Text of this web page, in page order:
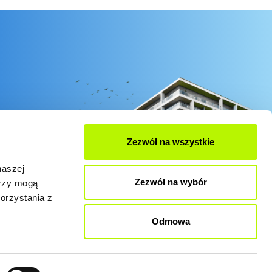
mogą
z
Zezwól na wszystkie
Zezwól na wybór
Odmowa